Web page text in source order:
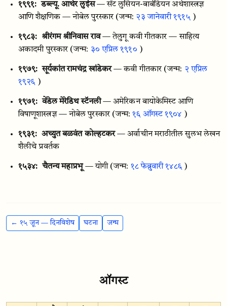
१९९१: डब्ल्यू. आर्थर लुईस — सेंट लुसियन-बार्बेडियन अर्थशास्त्रज्ञ
आणि शैक्षणिक — नोबेल पुरस्कार (जन्म: २३ जानेवारी १९१५ )
१९८३: श्रीरंगम श्रीनिवास राव — तेलुगू कवी गीतकार — साहित्य
अकादमी पुरस्कार (जन्म: ३० एप्रिल १९१० )
१९७९: सूर्यकांत रामचंद्र खांडेकर — कवी गीतकार (जन्म: २ एप्रिल
१९२६ )
१९७१: वेंडेल मेरेडिथ स्टॅनली — अमेरिकन बायोकेमिस्ट आणि
विषाणूशास्त्रज्ञ — नोबेल पुरस्कार (जन्म:१६ ऑगस्ट १९०४ )
१९३१: अच्युत बळवंत कोल्हटकर — अर्वाचीन मराठीतील सुलभ लेखन
शैलीचे प्रवर्तक
१५३४: चैतन्य महाप्रभू — योगी (जन्म: १८ फेब्रुवारी १४८६)
← १५ जून — दिनविशेष घटना जन्म
ऑगस्ट